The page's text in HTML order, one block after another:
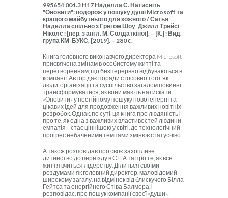
995654 004.3 Н17 Наделла С. Натисніть
"Оновити": подорож у пошуку душі Microsoft та
кращого майбутнього для кожного / Сатья
Наделла спільно з Грегом Шоу, Джилл Трейсі
Ніколс ; [пер. з англ. М. Солдаткіної]. – [К.] : Вид.
група КМ-БУКС, [2019]. – 280 с.
Книга головного виконавчого директора Microsoft
присвячена змінам в особистому житті та
перетворенням, що безперервно відбуваються в
компанії. Автор дає поради стосовно того, як
люди, організації та суспільство загалом повинні
трансформуватися, як вони мають натискати
«Оновити» у постійному пошуку нової енергії та
цікавих ідей для продовження важливих новітніх
розробок. Однак, по суті, ця книга про людяність і
про те, як одна з важливих властивостей людини –
емпатія – стає ціннішою у світі, де технологічний
прогрес небаченими темпами змінює статус-кво.
А також розповідає про своє захопливе
дитинство до переїзду в США та про те, як все
життя вчиться лідерству. Ділиться своїми
роздумами як головний директор, маловідомий
широкому загалу, на відмінок від блискучого Білла
Гейтса та енергійного Стіва Балмера, і
розповідає, про пошук компанії своєї «души».